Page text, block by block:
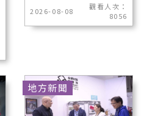
2026-08-08
觀看人次：
8056
地方新聞